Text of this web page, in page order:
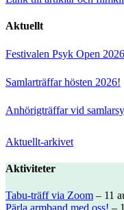
Aktuellt
Festivalen Psyk Open
Samlarträffar hösten 2026!
Anhörigträffar vid
Aktuellt-arkivet
Aktiviteter
Tabu-träff via Zoom – 11